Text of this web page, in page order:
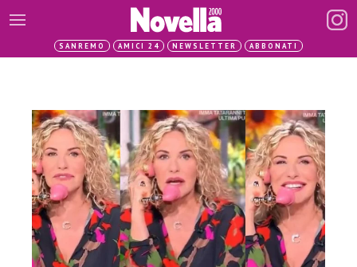
SANREMO AMICI 24 NEWSLETTER ABBONATI